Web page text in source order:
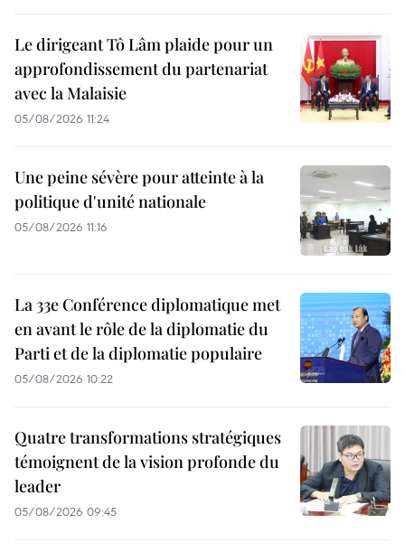
Le dirigeant Tô Lâm plaide pour un
approfondissement du partenariat
avec la Malaisie
05/08/2026 11:24
Une peine sévère pour atteinte à la
politique d'unité nationale
05/08/2026 11:16
La 33e Conférence diplomatique met
en avant le rôle de la diplomatie du
Parti et de la diplomatie populaire
05/08/2026 10:22
Quatre transformations stratégiques
témoignent de la vision profonde du
leader
05/08/2026 09:45